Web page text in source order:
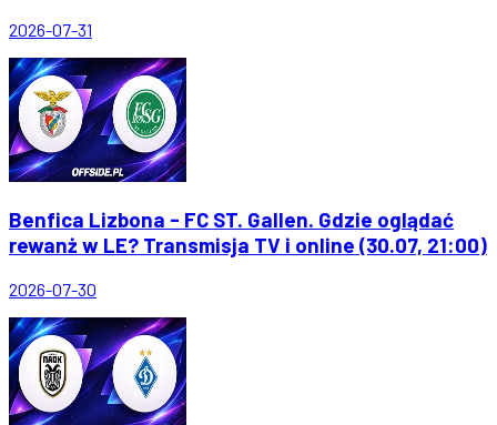
2026-07-31
Benfica Lizbona - FC ST. Gallen. Gdzie oglądać
rewanż w LE? Transmisja TV i online (30.07, 21:00)
2026-07-30